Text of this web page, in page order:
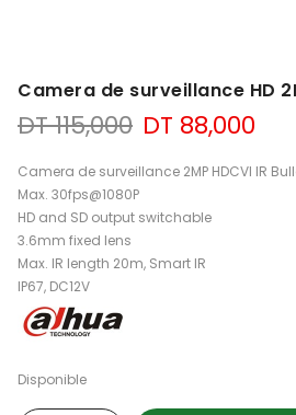
Camera de surveillance HD
DT115,000 Le
initial
était :
DT 115,000.
DT 88,000
Camera de surveillance 2MP HDCVI IR
Max. 30fps@1080P
HD and SD output switchable
3.6mm fixed lens
Max. IR length 20m, Smart IR
IP67, DC12V
Disponible